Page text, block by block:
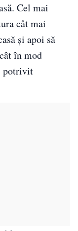
Cel mai
cât mai
și apoi să
în ​​mod
potrivit